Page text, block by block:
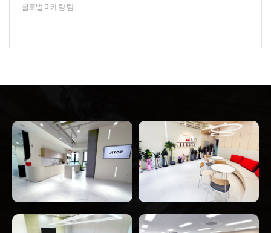
글로벌 마케팅 팀